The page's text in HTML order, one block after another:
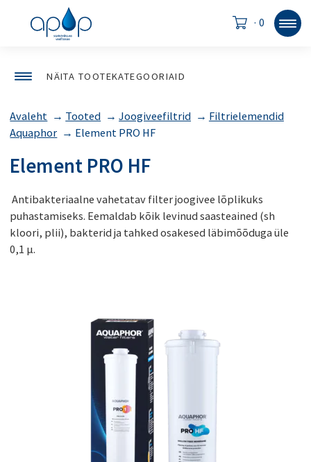
· 0
NÄITA TOOTEKATEGOORIAID
Avaleht → Tooted →Joogiveefiltrid → Filtrielemendid
Aquaphor → Element PRO HF
Element PRO HF
Antibakteriaalne vahetatav filter joogivee lõplikuks
puhastamiseks. Eemaldab kõik levinud saasteained (sh
kloori, plii), bakterid ja tahked osakesed läbimõõduga üle
0,1 µ.